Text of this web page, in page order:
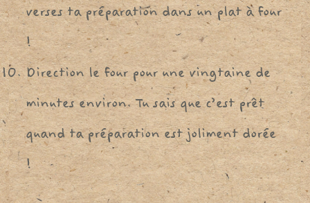
verses ta préparation dans un plat à four
!
Direction le four pour une vingtaine de
minutes environ. Tu sais que c’est prêt
quand ta préparation est joliment dorée
!